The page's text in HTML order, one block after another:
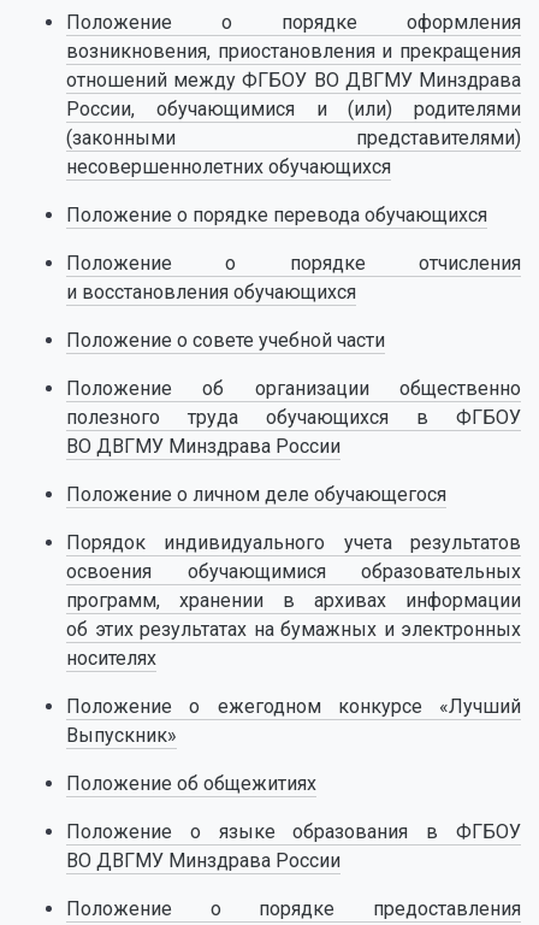
Положение о порядке оформления
возникновения, приостановления и прекращения
отношений между ФГБОУ ВО ДВГМУ Минздрава
России, обучающимися и (или) родителями
(законными представителями)
несовершеннолетних обучающихся
Положение о порядке перевода обучающихся
Положение о порядке отчисления
и восстановления обучающихся
Положение о совете учебной части
Положение об организации общественно
полезного труда обучающихся в ФГБОУ
ВО ДВГМУ Минздрава России
Положение о личном деле обучающегося
Порядок индивидуального учета результатов
освоения обучающимися образовательных
программ, хранении в архивах информации
об этих результатах на бумажных и электронных
носителях
Положение о ежегодном конкурсе «Лучший
Выпускник»
Положение об общежитиях
Положение о языке образования в ФГБОУ
ВО ДВГМУ Минздрава России
Положение о порядке предоставления